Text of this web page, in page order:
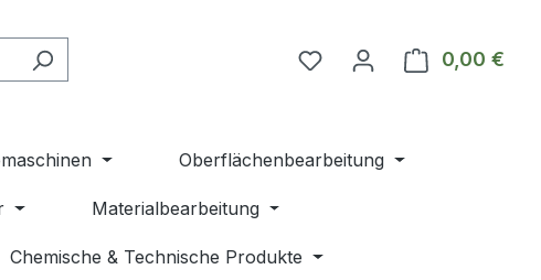
Du hast 0 Produkte auf
0,00 €
Oberflächenbearbeitung
Materialbearbeitung
Chemische & Technische Produkte